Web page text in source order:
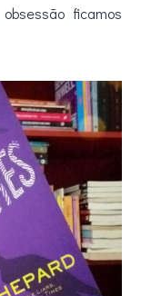
ficamos